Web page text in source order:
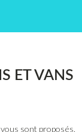
ET VANS
sont proposés.